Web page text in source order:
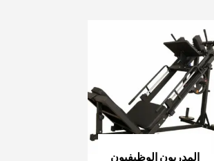
المدربون الوظيفيون